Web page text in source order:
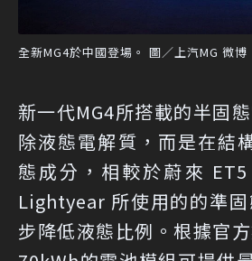
全新MG4於中國登場。 圖／上汽MG 微博
新一代MG4所搭載的半固
除液態電解質，而是在結
態成分，相較於蔚來
Lightyear 所使用的的準
步降低液態比例。根據官